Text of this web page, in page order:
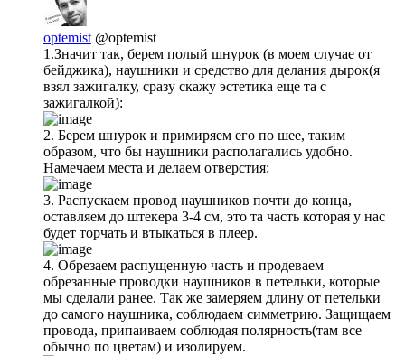
optemist @optemist
1.Значит так, берем полый шнурок (в моем случае от
бейджика), наушники и средство для делания дырок(я
взял зажигалку, сразу скажу эстетика еще та с
зажигалкой):
2. Берем шнурок и примиряем его по шее, таким
образом, что бы наушники располагались удобно.
Намечаем места и делаем отверстия:
3. Распускаем провод наушников почти до конца,
оставляем до штекера 3-4 см, это та часть которая у нас
будет торчать и втыкаться в плеер.
4. Обрезаем распущенную часть и продеваем
обрезанные проводки наушников в петельки, которые
мы сделали ранее. Так же замеряем длину от петельки
до самого наушника, соблюдаем симметрию. Защищаем
провода, припаиваем соблюдая полярность(там все
обычно по цветам) и изолируем.